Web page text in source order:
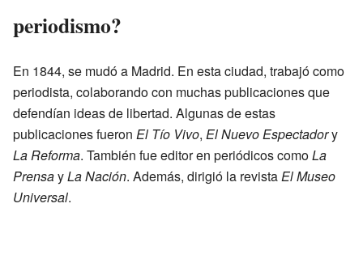
periodismo?
En 1844, se mudó a Madrid. En esta ciudad, trabajó como
periodista, colaborando con muchas publicaciones que
defendían ideas de libertad. Algunas de estas
publicaciones fueron El Tío Vivo, El Nuevo Espectadory
La Reforma. También fue editor en periódicos comoLa
PrensayLa Nación. Además, dirigió la revistaEl Museo
Universal.